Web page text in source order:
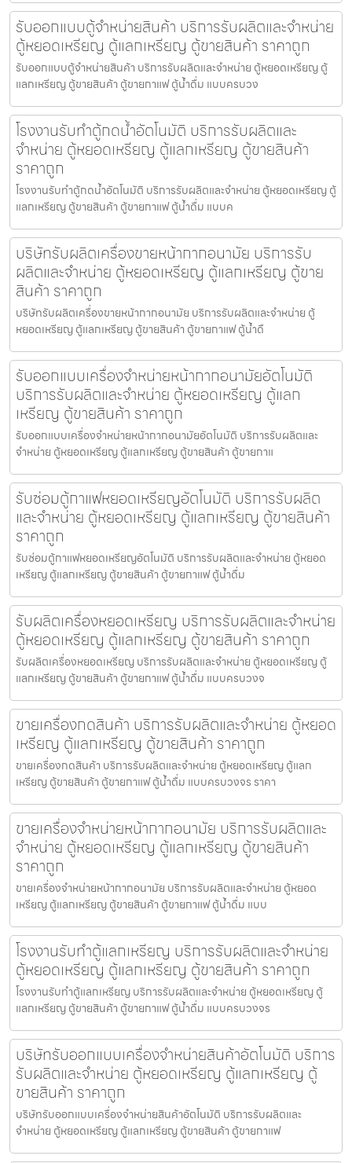
รับออกแบบตู้จำหน่ายสินค้า บริการรับผลิตและจำหน่าย
ตู้หยอดเหรียญ ตู้แลกเหรียญ ตู้ขายสินค้า ราคาถูก
รับออกแบบตู้จำหน่ายสินค้า บริการรับผลิตและจำหน่าย ตู้หยอดเหรียญ ตู้
แลกเหรียญ ตู้ขายสินค้า ตู้ขายกาแฟ ตู้น้ำดื่ม แบบครบวง
โรงงานรับทำตู้กดน้ำ​อัตโนมัติ บริการรับผลิตและ
จำหน่าย ตู้หยอดเหรียญ ตู้แลกเหรียญ ตู้ขายสินค้า
ราคาถูก
โรงงานรับทำตู้กดน้ำ​อัตโนมัติ บริการรับผลิตและจำหน่าย ตู้หยอดเหรียญ ตู้
แลกเหรียญ ตู้ขายสินค้า ตู้ขายกาแฟ ตู้น้ำดื่ม แบบค
บริษัทรับผลิตเครื่องขายหน้ากากอนามัย บริการรับ
ผลิตและจำหน่าย ตู้หยอดเหรียญ ตู้แลกเหรียญ ตู้ขาย
สินค้า ราคาถูก
บริษัทรับผลิตเครื่องขายหน้ากากอนามัย บริการรับผลิตและจำหน่าย ตู้
หยอดเหรียญ ตู้แลกเหรียญ ตู้ขายสินค้า ตู้ขายกาแฟ ตู้น้ำดื
รับออกแบบเครื่องจำหน่ายหน้ากากอนามัย​อัตโนมัติ
บริการรับผลิตและจำหน่าย ตู้หยอดเหรียญ ตู้แลก
เหรียญ ตู้ขายสินค้า ราคาถูก
รับออกแบบเครื่องจำหน่ายหน้ากากอนามัย​อัตโนมัติ บริการรับผลิตและ
จำหน่าย ตู้หยอดเหรียญ ตู้แลกเหรียญ ตู้ขายสินค้า ตู้ขายกาแ
รับซ่อมตู้กาแฟหยอดเหรียญ​อัตโนมัติ บริการรับผลิต
และจำหน่าย ตู้หยอดเหรียญ ตู้แลกเหรียญ ตู้ขายสินค้า
ราคาถูก
รับซ่อมตู้กาแฟหยอดเหรียญ​อัตโนมัติ บริการรับผลิตและจำหน่าย ตู้หยอด
เหรียญ ตู้แลกเหรียญ ตู้ขายสินค้า ตู้ขายกาแฟ ตู้น้ำดื่ม
รับผลิตเครื่องหยอดเหรียญ บริการรับผลิตและจำหน่าย
ตู้หยอดเหรียญ ตู้แลกเหรียญ ตู้ขายสินค้า ราคาถูก
รับผลิตเครื่องหยอดเหรียญ บริการรับผลิตและจำหน่าย ตู้หยอดเหรียญ ตู้
แลกเหรียญ ตู้ขายสินค้า ตู้ขายกาแฟ ตู้น้ำดื่ม แบบครบวงจ
ขายเครื่องกดสินค้า บริการรับผลิตและจำหน่าย ตู้หยอด
เหรียญ ตู้แลกเหรียญ ตู้ขายสินค้า ราคาถูก
ขายเครื่องกดสินค้า บริการรับผลิตและจำหน่าย ตู้หยอดเหรียญ ตู้แลก
เหรียญ ตู้ขายสินค้า ตู้ขายกาแฟ ตู้น้ำดื่ม แบบครบวงจร ราคา
ขายเครื่องจำหน่ายหน้ากากอนามัย บริการรับผลิตและ
จำหน่าย ตู้หยอดเหรียญ ตู้แลกเหรียญ ตู้ขายสินค้า
ราคาถูก
ขายเครื่องจำหน่ายหน้ากากอนามัย บริการรับผลิตและจำหน่าย ตู้หยอด
เหรียญ ตู้แลกเหรียญ ตู้ขายสินค้า ตู้ขายกาแฟ ตู้น้ำดื่ม แบบ
โรงงานรับทำตู้แลกเหรียญ บริการรับผลิตและจำหน่าย
ตู้หยอดเหรียญ ตู้แลกเหรียญ ตู้ขายสินค้า ราคาถูก
โรงงานรับทำตู้แลกเหรียญ บริการรับผลิตและจำหน่าย ตู้หยอดเหรียญ ตู้
แลกเหรียญ ตู้ขายสินค้า ตู้ขายกาแฟ ตู้น้ำดื่ม แบบครบวงจร
บริษัทรับออกแบบเครื่องจำหน่ายสินค้า​อัตโนมัติ บริการ
รับผลิตและจำหน่าย ตู้หยอดเหรียญ ตู้แลกเหรียญ ตู้
ขายสินค้า ราคาถูก
บริษัทรับออกแบบเครื่องจำหน่ายสินค้า​อัตโนมัติ บริการรับผลิตและ
จำหน่าย ตู้หยอดเหรียญ ตู้แลกเหรียญ ตู้ขายสินค้า ตู้ขายกาแฟ